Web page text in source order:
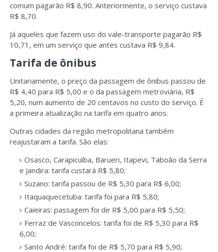
comum pagarão R$ 8,90. Anteriormente, o serviço custava
R$ 8,70.
Já aqueles que fazem uso do vale-transporte pagarão R$
10,71, em um serviço que antes custava R$ 9,84.
Tarifa de ônibus
Unitariamente, o preço da passagem de ônibus passou de
R$ 4,40 para R$ 5,00 e o da passagem metroviária, R$
5,20, num aumento de 20 centavos no custo do serviço. É
a primeira atualização na tarifa em quatro anos.
Outras cidades da região metropolitana também
reajustaram a tarifa. São elas:
Osasco, Carapicuíba, Barueri, Itapevi, Taboão da Serra
e Jandira: tarifa custará R$ 5,80;
Suzano: tarifa passou de R$ 5,30 para R$ 6,00;
Itaquaquecetuba: tarifa foi para R$ 5,80;
Caieiras: passagem foi de R$ 5,00 para R$ 5,50;
Ferraz de Vasconcelos: tarifa foi de R$ 5,30 para R$
6,00;
Santo André: tarifa foi de R$ 5,70 para R$ 5,90;